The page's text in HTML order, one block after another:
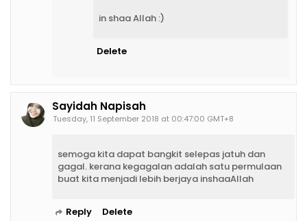
in shaa Allah :)
Delete
Sayidah Napisah
Tuesday, 11 September 2018 at 00:47:00 GMT+8
semoga kita dapat bangkit selepas jatuh dan
gagal. kerana kegagalan adalah satu permulaan
buat kita menjadi lebih berjaya inshaaAllah
Reply Delete